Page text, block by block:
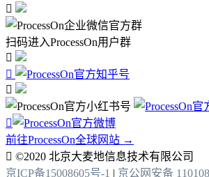

扫码进入ProcessOn用户群




前往ProcessOn全球网站 →
 ©2020 北京大麦地信息技术有限公司
京ICP备15008605号-1 | 京公网安备